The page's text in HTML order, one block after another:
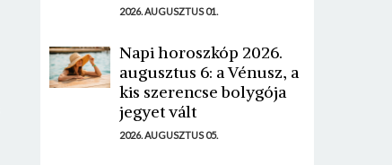
2026. AUGUSZTUS 01.
Napi horoszkóp 2026.
augusztus 6: a Vénusz, a
kis szerencse bolygója
jegyet vált
2026. AUGUSZTUS 05.